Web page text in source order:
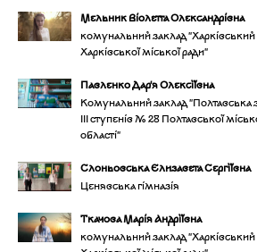
Мельник Віолетта Олександрівна
комунальний заклад "Харківський
Харківської міської ради"
Павленко Дар'я Олексіївна
Комунальний заклад "Полтавська
ІІІ ступенів № 28 Полтавської
області"
Слоньовська Єлизавета Сергіївна
Ценявська гімназія
Ткачова Марія Андріївна
комунальний заклад "Харківський